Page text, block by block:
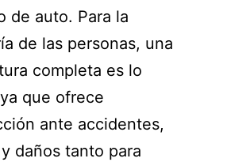
de auto. Para la
de las personas, una
completa es lo
que ofrece
ante accidentes,
daños tanto para